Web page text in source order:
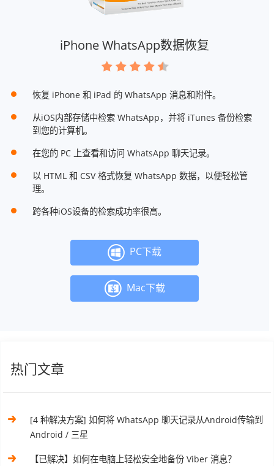
iPhone WhatsApp数据恢复
恢复 iPhone 和 iPad 的 WhatsApp 消息和附件。
从iOS内部存储中检索 WhatsApp，并将 iTunes 备份检索
到您的计算机。
在您的 PC 上查看和访问 WhatsApp 聊天记录。
以 HTML 和 CSV 格式恢复 WhatsApp 数据，以便轻松管
理。
跨各种iOS设备的检索成功率很高。
PC下载
Mac下载
热门文章
[4 种解决方案] 如何将 WhatsApp 聊天记录从Android传输到
Android / 三星
【已解决】如何在电脑上轻松安全地备份 Viber 消息？